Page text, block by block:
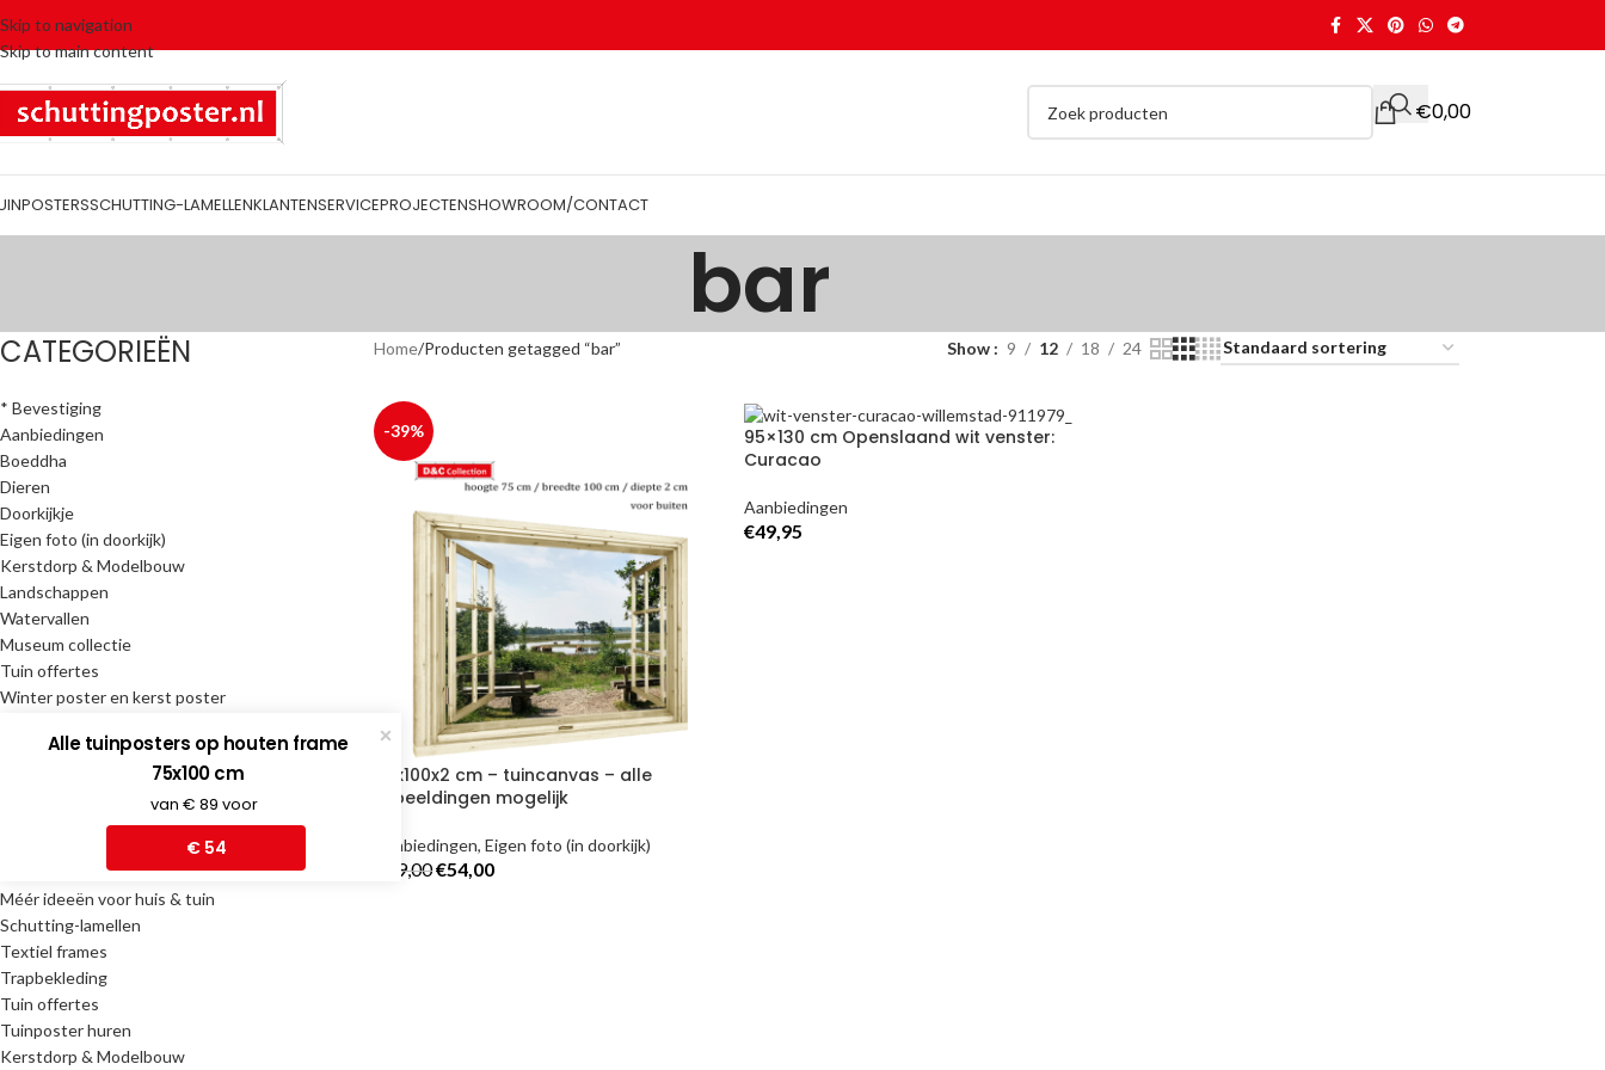
Skip to navigation
Skip to main content
€0,00
SCHUTTING-LAMELLENKLANTENSERVICEPROJECTENSHOWROOM/CONTACT
bar
CATEGORIEËN
* Bevestiging
Aanbiedingen
Boeddha
Dieren
Doorkijkje
Eigen foto (in doorkijk)
Kerstdorp & Modelbouw
Landschappen
Watervallen
Museum collectie
Tuin offertes
Winter poster en kerst poster
MÉÉR IDEEËN VOOR HUIS
Méér ideeën voor huis & tuin
Schutting-lamellen
Textiel frames
Trapbekleding
Tuin offertes
Tuinposter huren
Kerstdorp & Modelbouw
Home Producten getagged “bar” Show 9 12 18 24
-39%
75x100x2 cm – tuincanvas – alle
afbeeldingen mogelijk
Aanbiedingen, Eigen foto (in doorkijk)
89,00€54,00
95×130 cm Openslaand wit venster:
Curacao
Aanbiedingen
€49,95
Facebook
Alle tuinposters op houten frame
75x100 cm
van € 89 voor
€ 54